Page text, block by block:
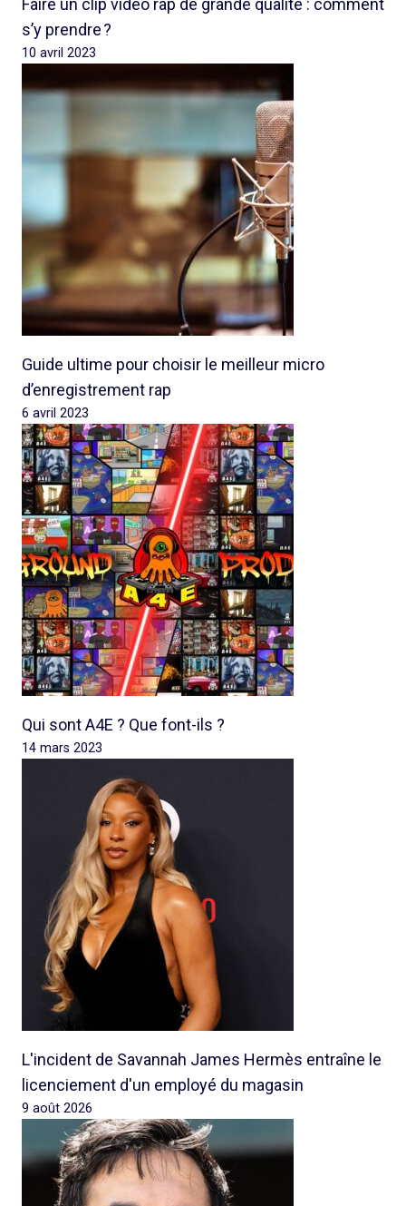
Faire un clip vidéo rap de grande qualité : comment
s’y prendre ?
10 avril 2023
Guide ultime pour choisir le meilleur micro
d’enregistrement rap
6 avril 2023
Qui sont A4E ? Que font-ils ?
14 mars 2023
L'incident de Savannah James Hermès entraîne le
licenciement d'un employé du magasin
9 août 2026